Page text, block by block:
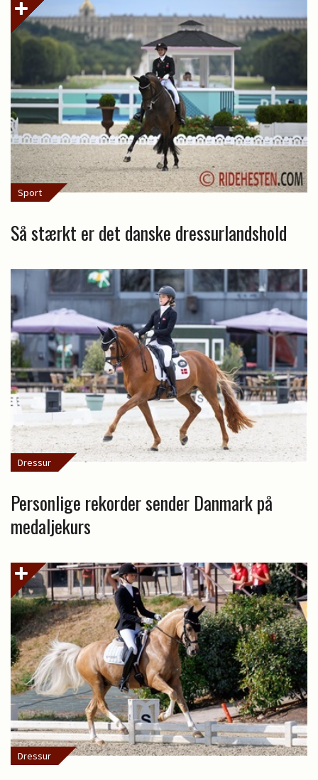
Sport
Så stærkt er det danske dressurlandshold
Dressur
Personlige rekorder sender Danmark på
medaljekurs
Dressur